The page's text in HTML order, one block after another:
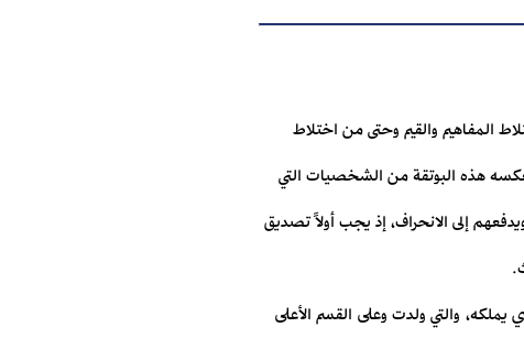
المفاهيم والقيم وحتى من اختلاط
هذه البوتقة من الشخصيات التي
إلى الانحراف، إذ يجب أولاً تصديق
والتي ولدت وعلى القسم الأعلى